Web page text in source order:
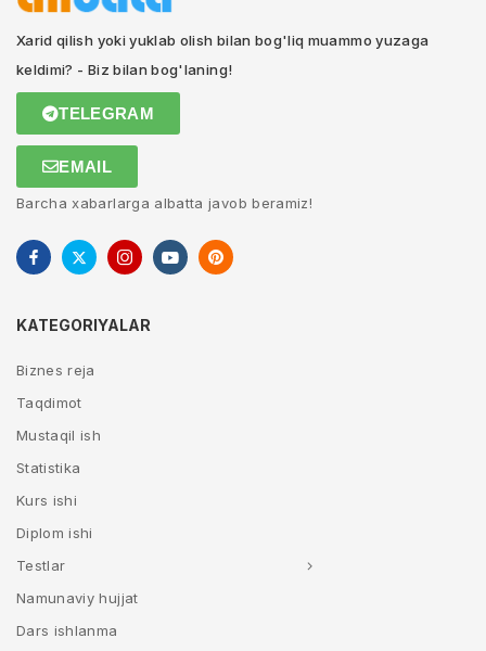
Xarid qilish yoki yuklab olish bilan bog'liq muammo yuzaga
keldimi? - Biz bilan bog'laning!
TELEGRAM
EMAIL
Barcha xabarlarga albatta javob beramiz!
KATEGORIYALAR
Biznes reja
Taqdimot
Mustaqil ish
Statistika
Kurs ishi
Diplom ishi
Testlar
Namunaviy hujjat
Dars ishlanma